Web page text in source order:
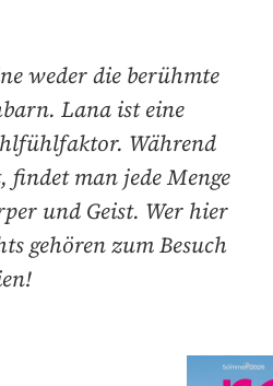
weder die berühmte
Lana ist eine
Während
findet man jede Menge
und Geist. Wer hier
gehören zum Besuch